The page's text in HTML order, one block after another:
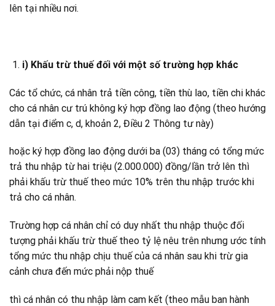
lên tại nhiều nơi.
i) Khấu trừ thuế đối với một số trường hợp khác
Các tổ chức, cá nhân trả tiền công, tiền thù lao, tiền chi khác
cho cá nhân cư trú không ký hợp đồng lao động (theo hướng
dẫn tại điểm c, d, khoản 2, Điều 2 Thông tư này)
hoặc ký hợp đồng lao động dưới ba (03) tháng có tổng mức
trả thu nhập từ hai triệu (2.000.000) đồng/lần trở lên thì
phải khấu trừ thuế theo mức 10% trên thu nhập trước khi
trả cho cá nhân.
Trường hợp cá nhân chỉ có duy nhất thu nhập thuộc đối
tượng phải khấu trừ thuế theo tỷ lệ nêu trên nhưng ước tính
tổng mức thu nhập chịu thuế của cá nhân sau khi trừ gia
cảnh chưa đến mức phải nộp thuế
thì cá nhân có thu nhập làm cam kết (theo mẫu ban hành